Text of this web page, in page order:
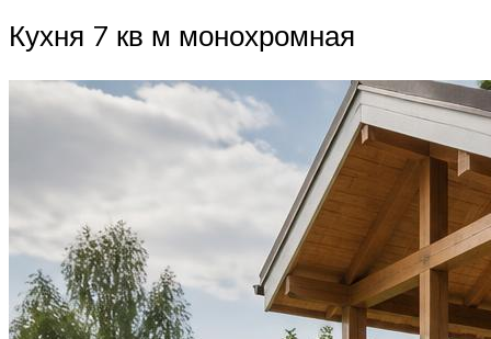
Кухня 7 кв м монохромная